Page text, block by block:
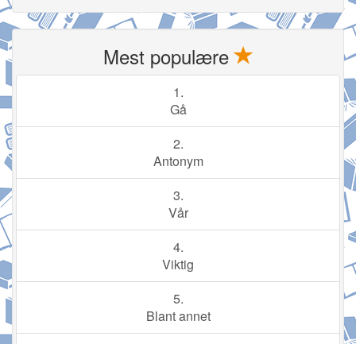
Mest populære
1.
Gå
2.
Antonym
3.
Vår
4.
Viktig
5.
Blant annet